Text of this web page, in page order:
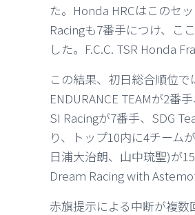
た。Honda HRCはこのセ
Racingも7番手につけ、こ
した。F.C.C. TSR Honda
この結果、初日総合順位で
ENDURANCE TEAMが2番
SI Racingが7番手、SDG
り、トップ10内に4チーム
日浦大治朗、山中琉聖)が
Dream Racing with Astemo
赤旗提示による中断が複